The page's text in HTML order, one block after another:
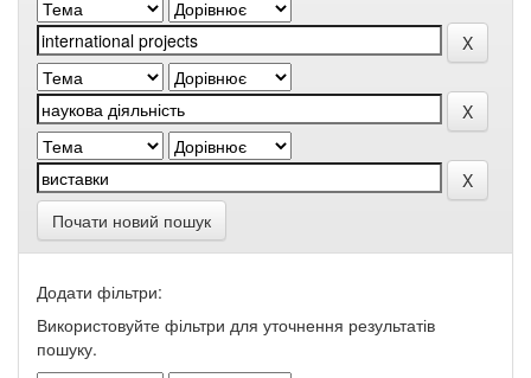
Почати новий пошук
Додати фільтри:
Використовуйте фільтри для уточнення результатів
пошуку.